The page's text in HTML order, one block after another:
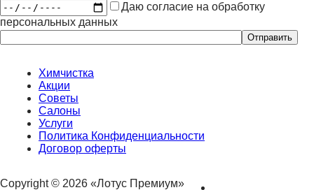
Даю согласие на обработку
персональных данных
это
пустым.Химчистка
Акции
Советы
Салоны
Услуги
Политика Конфиденциальности
Договор оферты
Copyright © 2026 «Лотус Премиум»